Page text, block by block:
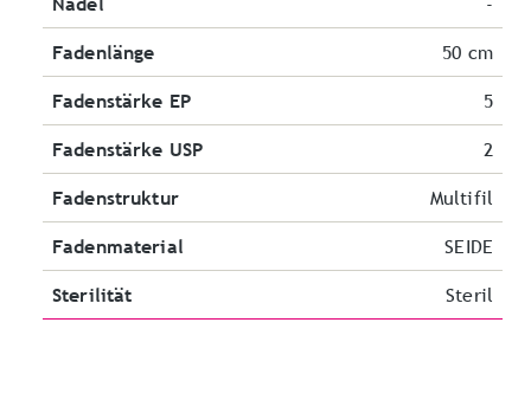
Fadenlänge 50 cm
Fadenstärke EP 5
Fadenstärke USP 2
Fadenstruktur Multifil
Fadenmaterial SEIDE
Sterilität Steril